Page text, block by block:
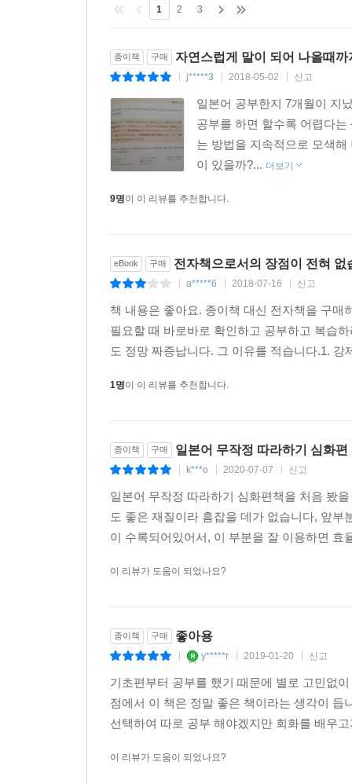
1 2 3
종이책 구매 자연스럽게 말이 되어 나올때
j*****3 2018-05-02 신고
일본어 공부한지 7개월이 지
공부를 하면 할수록 어렵다
는 방법을 지속적으로 모색
이 있을까?... 더보기
9명이 이 리뷰를 추천합니다.
eBook 구매 전자책으로서의 장점이 전혀 없
a*****6 2018-07-16 신고
책 내용은 좋아요. 종이책 대신 전자책을 구
필요할 때 바로바로 확인하고 공부하고 복습
도 정망 짜증납니다. 그 이유를 적습니다.1.
1명이 이 리뷰를 추천합니다.
종이책 구매 일본어 무작정 따라하기 심화편
k***o 2020-07-07 신고
일본어 무작정 따라하기 심화편책을 처음 봤
도 좋은 재질이라 흠잡을 데가 없습니다, 앞
이 수록되어있어서, 이 부분을 잘 이용하면
이 리뷰가 도움이 되었나요?
종이책 구매 좋아용
y*****r 2019-01-20 신고
기초편부터 공부를 했기 때문에 별로 고민없
점에서 이 책은 정말 좋은 책이라는 생각이
선택하여 따로 공부 해야겠지만 회화를 배우
이 리뷰가 도움이 되었나요?